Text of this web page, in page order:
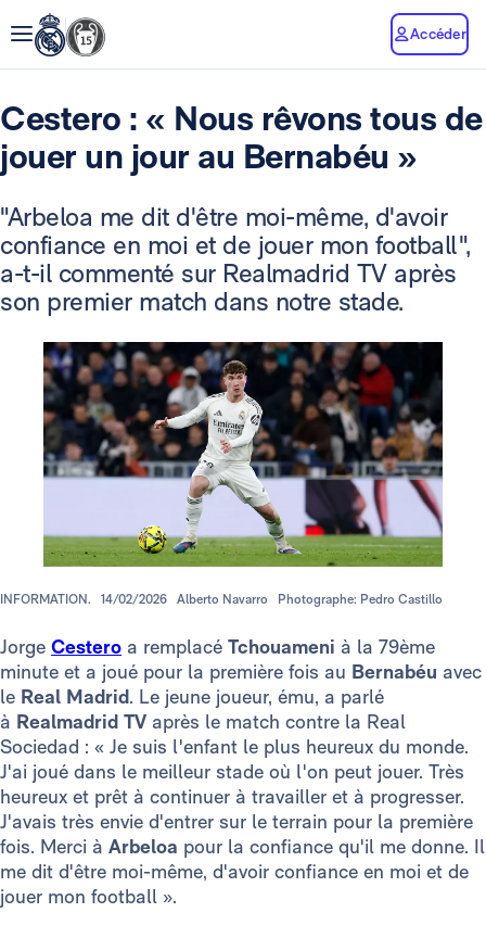
Accéder
Cestero : « Nous rêvons tous de
jouer un jour au Bernabéu »
"Arbeloa me dit d'être moi-même, d'avoir
confiance en moi et de jouer mon football",
a-t-il commenté sur Realmadrid TV après
son premier match dans notre stade.
INFORMATION. 14/02/2026 Alberto Navarro Photographe: Pedro Castillo
Jorge Cestero a remplacé Tchouameni à la 79ème
minute et a joué pour la première fois au Bernabéu avec
le Real Madrid. Le jeune joueur, ému, a parlé
à Realmadrid TV après le match contre la Real
Sociedad : « Je suis l'enfant le plus heureux du monde.
J'ai joué dans le meilleur stade où l'on peut jouer. Très
heureux et prêt à continuer à travailler et à progresser.
J'avais très envie d'entrer sur le terrain pour la première
fois. Merci à Arbeloa pour la confiance qu'il me donne. Il
me dit d'être moi-même, d'avoir confiance en moi et de
jouer mon football ».